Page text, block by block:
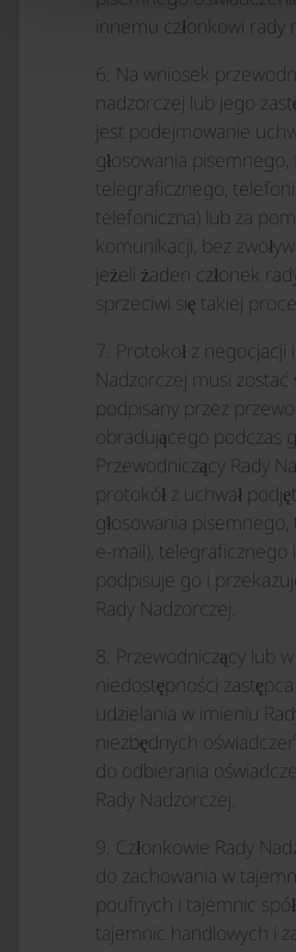
innemu członkowi rady
6. Na wniosek
nadzorczej lub jego
jest podejmowanie
głosowania
telegraficznego,
telefoniczna) lub za
komunikacji, bez
jeżeli żaden członek
sprzeciwi się takiej
7. Protokoł z negocjacji
Nadzorczej musi zostać
podpisany przez
obradującego podczas
Przewodniczący Rady
protokół z uchwał
głosowania
e-mail), telegraficznego
podpisuje go i
Rady Nadzorczej.
8. Przewodniczący lub
niedostępności
udzielania w imieniu
niezbędnych
do odbierania
Rady Nadzorczej.
9. Członkowie Rady
do zachowania w
poufnych i tajemnic
tajemnic handlowych i